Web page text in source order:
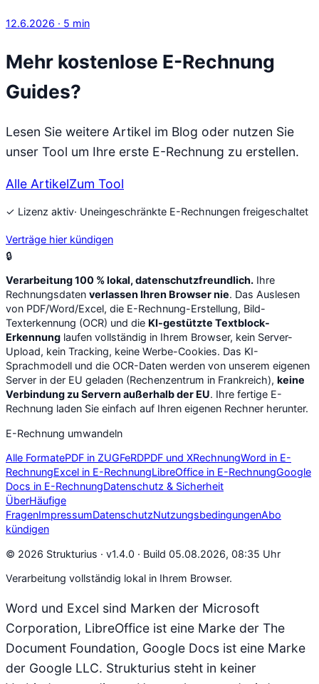
12.6.2026 · 5 min
Mehr kostenlose E-Rechnung
Guides?
Lesen Sie weitere Artikel im Blog oder nutzen Sie
unser Tool um Ihre erste E-Rechnung zu erstellen.
Alle ArtikelZum Tool
✓ Lizenz aktiv· Uneingeschränkte E-Rechnungen freigeschaltet
Verträge hier kündigen
🔒
Verarbeitung 100 % lokal, datenschutzfreundlich. Ihre
Rechnungsdaten verlassen Ihren Browser nie. Das Auslesen
von PDF/Word/Excel, die E-Rechnung-Erstellung, Bild-
Texterkennung (OCR) und die KI-gestützte Textblock-
Erkennung laufen vollständig in Ihrem Browser, kein Server-
Upload, kein Tracking, keine Werbe-Cookies. Das KI-
Sprachmodell und die OCR-Daten werden von unserem eigenen
Server in der EU geladen (Rechenzentrum in Frankreich), keine
Verbindung zu Servern außerhalb der EU. Ihre fertige E-
Rechnung laden Sie einfach auf Ihren eigenen Rechner herunter.
E-Rechnung umwandeln
Alle FormatePDF in ZUGFeRDPDF und XRechnungWord in E-
RechnungExcel in E-RechnungLibreOffice in E-RechnungGoogle
Docs in E-RechnungDatenschutz & Sicherheit
ÜberHäufige
FragenImpressumDatenschutzNutzungsbedingungenAbo
kündigen
© 2026 Strukturius · v1.4.0 · Build 05.08.2026, 08:35 Uhr
Verarbeitung vollständig lokal in Ihrem Browser.
Word und Excel sind Marken der Microsoft
Corporation, LibreOffice ist eine Marke der The
Document Foundation, Google Docs ist eine Marke
der Google LLC. Strukturius steht in keiner